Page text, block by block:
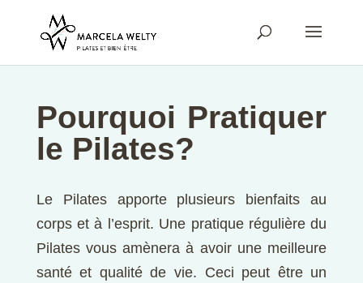
Pourquoi Pratiquer
le Pilates?
Le Pilates apporte plusieurs bienfaits au
corps et à l’esprit. Une pratique régulière du
Pilates vous amènera à avoir une meilleure
santé et qualité de vie. Ceci peut être un